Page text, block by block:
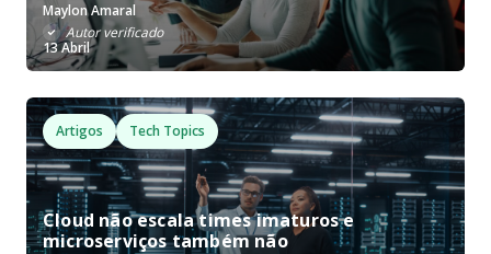
Maylon Amaral
Autor verificado
13 Abril
Artigos Tech Topics
Cloud não escala times imaturos e
microserviços também não